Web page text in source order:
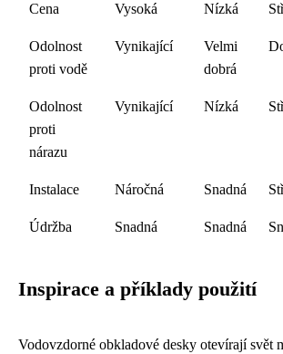
Cena Vysoká Nízká
Odolnost
proti vodě
Vynikající
Velmi
dobrá
Odolnost
proti
nárazu
Vynikající Nízká
Instalace Náročná Snadná
Údržba Snadná Snadná
Inspirace a příklady použití
Vodovzdorné obkladové desky otevírají svět